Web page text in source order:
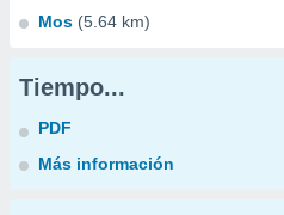
Mos (5.64 km)
Tiempo...
PDF
Más información